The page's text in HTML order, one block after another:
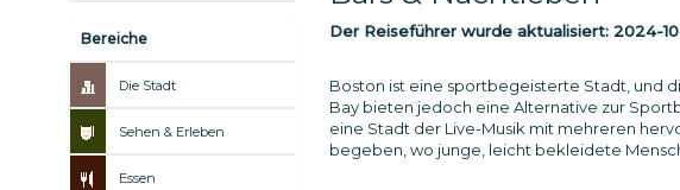
Bereiche
Die Stadt
Sehen & Erleben
Essen
Der Reiseführer wurde aktualisiert: 2024-
Boston ist eine sportbegeisterte Stadt, und
Bay bieten jedoch eine Alternative zur
eine Stadt der Live-Musik mit mehreren
begeben, wo junge, leicht bekleidete